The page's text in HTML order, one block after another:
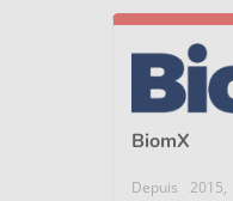
BiomX
Depuis